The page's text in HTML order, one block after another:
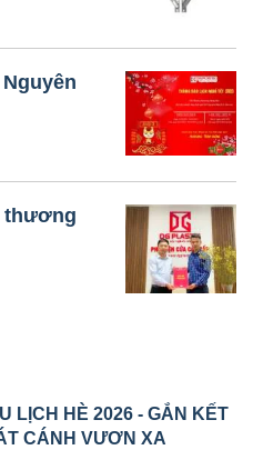
thương
LỊCH HÈ 2026 - GẮN KẾT
CÁNH VƯƠN XA